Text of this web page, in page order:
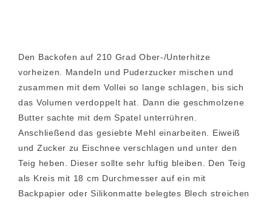
Den Backofen auf 210 Grad Ober-/Unterhitze
vorheizen. Mandeln und Puderzucker mischen und
zusammen mit dem Vollei so lange schlagen, bis sich
das Volumen verdoppelt hat. Dann die geschmolzene
Butter sachte mit dem Spatel unterrühren.
Anschließend das gesiebte Mehl einarbeiten. Eiweiß
und Zucker zu Eischnee verschlagen und unter den
Teig heben. Dieser sollte sehr luftig bleiben. Den Teig
als Kreis mit 18 cm Durchmesser auf ein mit
Backpapier oder Silikonmatte belegtes Blech streichen